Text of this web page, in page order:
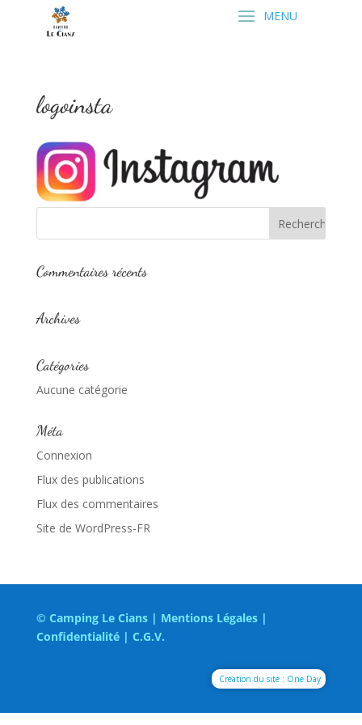
logoinsta
Commentaires récents
Archives
Catégories
Aucune catégorie
Méta
Connexion
Flux des publications
Flux des commentaires
Site de WordPress-FR
© Camping Le Cians | Mentions Légales|
Confidentialité| C.G.V.
Création du site : One Day